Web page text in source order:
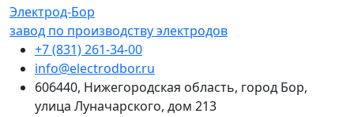
Электрод-Бор
завод по производству электродов
+7 (831) 261-34-00
info@electrodbor.ru
606440, Нижегородская область, город Бор,
улица Луначарского, дом 213